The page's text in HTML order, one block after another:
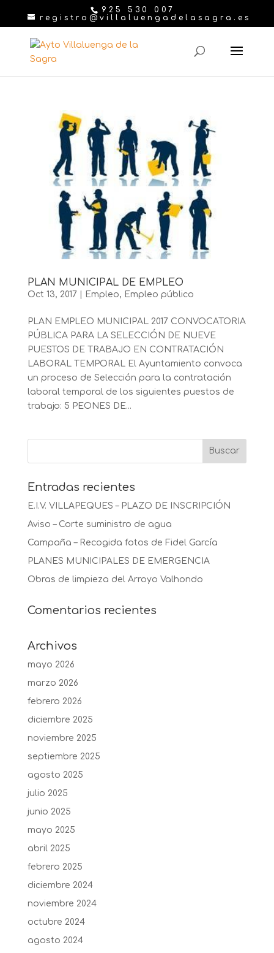
925 530 007
registro@villaluengadelasagra.es
PLAN MUNICIPAL DE EMPLEO
Oct 13, 2017| Empleo, Empleo público
PLAN EMPLEO MUNICIPAL 2017 CONVOCATORIA
PÚBLICA PARA LA SELECCIÓN DE NUEVE
PUESTOS DE TRABAJO EN CONTRATACIÓN
LABORAL TEMPORAL El Ayuntamiento convoca
un proceso de Selección para la contratación
laboral temporal de los siguientes puestos de
trabajo: 5 PEONES DE...
Entradas recientes
E.I.V. VILLAPEQUES – PLAZO DE INSCRIPCIÓN
Aviso – Corte suministro de agua
Campaña – Recogida fotos de Fidel García
PLANES MUNICIPALES DE EMERGENCIA
Obras de limpieza del Arroyo Valhondo
Comentarios recientes
Archivos
mayo 2026
marzo 2026
febrero 2026
diciembre 2025
noviembre 2025
septiembre 2025
agosto 2025
julio 2025
junio 2025
mayo 2025
abril 2025
febrero 2025
diciembre 2024
noviembre 2024
octubre 2024
agosto 2024